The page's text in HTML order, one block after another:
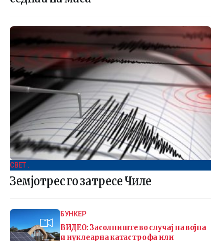
СВЕТ .
Земјотрес го затресе Чиле
БУНКЕР
ВИДЕО: Засолниште во случај на војна
и нуклеарна катастрофа или